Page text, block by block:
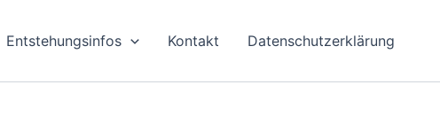
Entstehungsinfos Kontakt Datenschutzerklärung